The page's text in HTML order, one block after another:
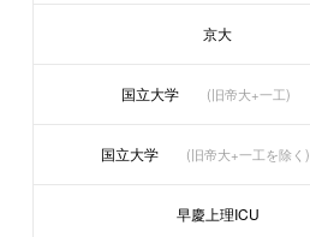
京大
国立大学 (旧帝大+一工)
国立大学 (旧帝大+一工を除く)
早慶上理ICU